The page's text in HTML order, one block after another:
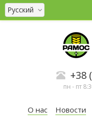
Русский
+38
пн - пт
О нас Новости